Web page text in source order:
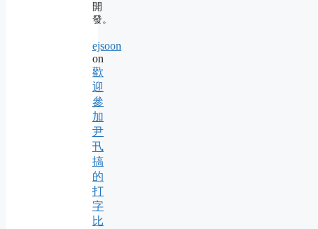
開
發。
ejsoon
on
歡
迎
參
加
尹
卂
搞
的
打
字
比